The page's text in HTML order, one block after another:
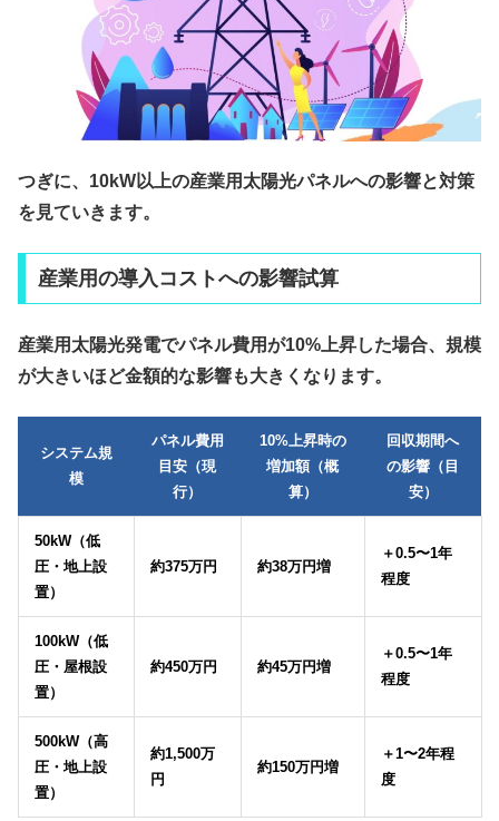
つぎに、10kW以上の産業用太陽光パネルへの影響と対策
を見ていきます。
産業用の導入コストへの影響試算
産業用太陽光発電でパネル費用が10%上昇した場合、規模
が大きいほど金額的な影響も大きくなります。
システム規
模
パネル費用
目安（現
行）
10%上昇時の
増加額（概
算）
回収期間へ
の影響（目
安）
50kW（低
圧・地上設
置）
約375万円 約38万円増
＋0.5〜1年
程度
100kW（低
圧・屋根設
置）
約450万円 約45万円増
＋0.5〜1年
程度
500kW（高
圧・地上設
置）
約1,500万
円
約150万円増
＋1〜2年程
度